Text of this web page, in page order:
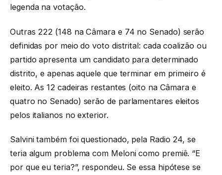
legenda na votação.
Outras 222 (148 na Câmara e 74 no Senado) serão
definidas por meio do voto distrital: cada coalizão ou
partido apresenta um candidato para determinado
distrito, e apenas aquele que terminar em primeiro é
eleito. As 12 cadeiras restantes (oito na Câmara e
quatro no Senado) serão de parlamentares eleitos
pelos italianos no exterior.
Salvini também foi questionado, pela Radio 24, se
teria algum problema com Meloni como premiê. “E
por que eu teria?”, respondeu. Se essa hipótese se